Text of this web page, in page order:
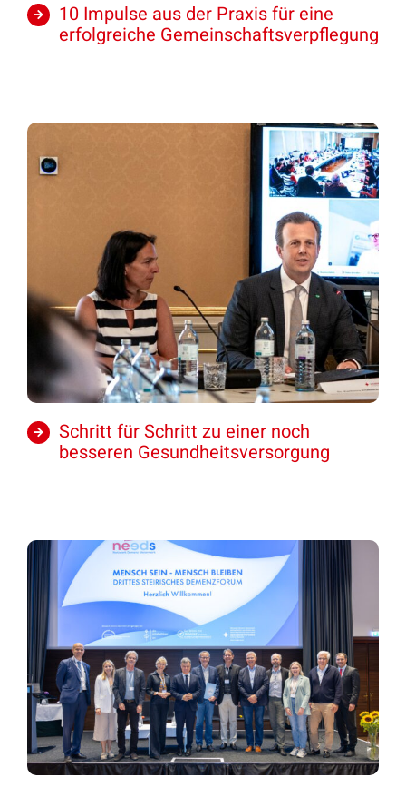
10 Impulse aus der Praxis für eine
erfolgreiche Gemeinschaftsverpflegung
Schritt für Schritt zu einer noch
besseren Gesundheitsversorgung